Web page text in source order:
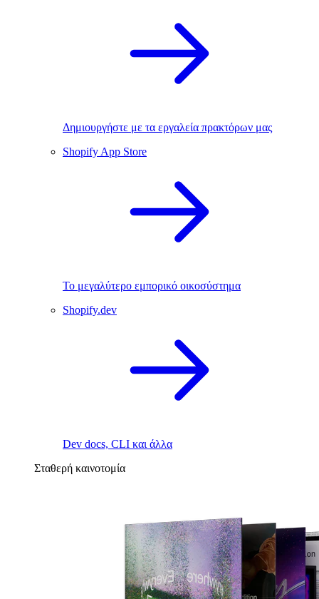
Δημιουργήστε με τα εργαλεία πρακτόρων μας
Shopify App Store
Το μεγαλύτερο εμπορικό οικοσύστημα
Shopify.dev
Dev docs, CLI και άλλα
Σταθερή καινοτομία